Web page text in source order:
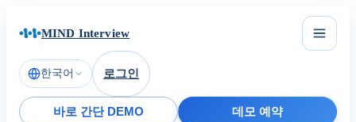
MIND Interview
한국어 로그인
바로 간단 DEMO 데모 예약